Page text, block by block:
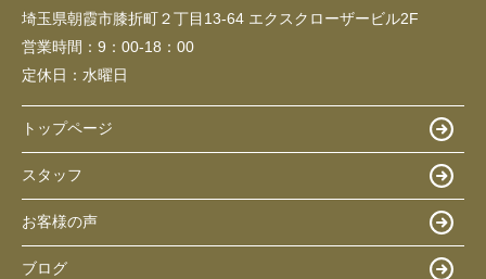
埼玉県朝霞市膝折町２丁目13-64 エクスクローザービル2F
営業時間： 9：00-18：00
定休日： 水曜日
トップページ
スタッフ
お客様の声
ブログ